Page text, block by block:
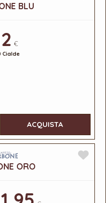
BLU
€
Cialde
ACQUISTA
ORO